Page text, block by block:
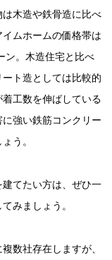
木造や鉄骨造に比べ
ムホームの価格帯は
ン。木造住宅と比べ
ト造としては比較的
工数を伸ばしている
強い鉄筋コンクリー
う。
てたい方は、ぜひ一
みましょう。
数社存在しますが、